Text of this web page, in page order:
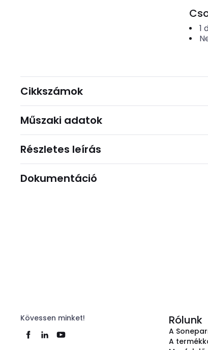
1
Cikkszámok
Műszaki adatok
Részletes leírás
Dokumentáció
Kövessen minket! Rólunk
A
A